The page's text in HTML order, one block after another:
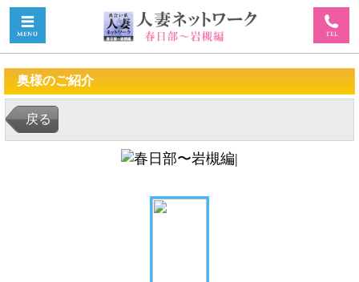
奥様のご紹介
戻る